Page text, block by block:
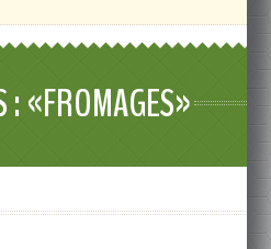
: «FROMAGES»